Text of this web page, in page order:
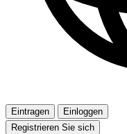
Eintragen
Einloggen
Registrieren Sie sich